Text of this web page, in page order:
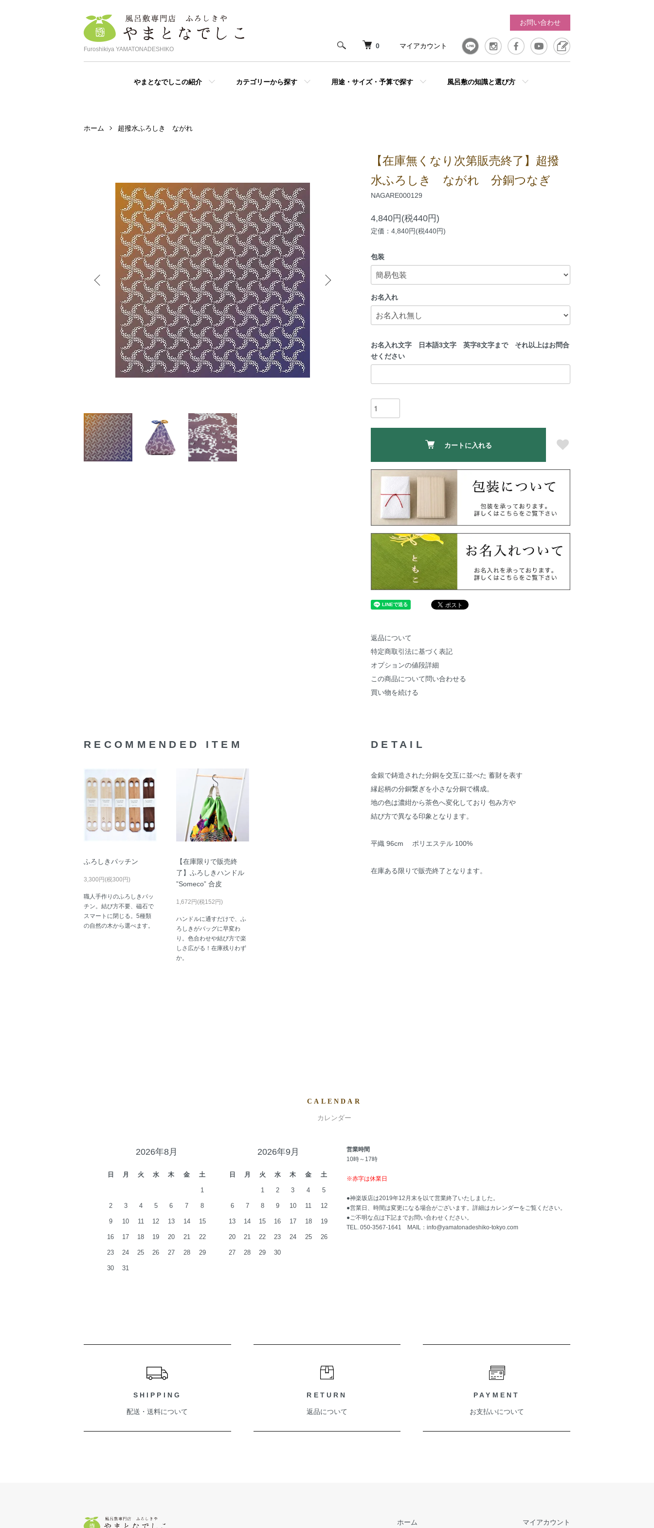
Furoshikiya YAMATONADESHIKO
お問い合わせ
0
やまとなでしこの紹介 カテゴリーから探す 用途・サイズ・予算で探す 風呂敷の知識と選び方
マイアカウント
ホーム 超撥水ふろしき ながれ
【在庫無くなり次第販売終了】超撥
水ふろしき ながれ 分銅つなぎ
NAGARE000129
4,840円(税440円)
定価：4,840円(税440円)
包装
お名入れ
お名入れ文字 日本語3文字 英字8文字まで それ以上はお問合
せください
カートに入れる
返品について
特定商取引法に基づく表記
オプションの値段詳細
この商品について問い合わせる
買い物を続ける
DETAIL
金銀で鋳造された分銅を交互に並べた 蓄財を表す
縁起柄の分銅繋ぎを小さな分銅で構成。
地の色は濃紺から茶色へ変化しており 包み方や
結び方で異なる印象となります。
平織 96cm ポリエステル 100%
在庫ある限りで販売終了となります。
RECOMMENDED ITEM
ふろしきパッチン
3,300円(税300円)
職人手作りのふろしきパッ
チン。結び方不要、磁石で
スマートに閉じる。5種類
の自然の木から選べます。
【在庫限りで販売終
了】ふろしきハンドル
”Someco” 合皮
1,672円(税152円)
ハンドルに通すだけで、ふ
ろしきがバッグに早変わ
り。色合わせや結び方で楽
しさ広がる！在庫残りわず
か。
CALENDAR
カレンダー
2026年8月
日 月 火 水 木 金 土
1
2 3 4 5 6 7 8
9 10 11 12 13 14 15
16 17 18 19 20 21 22
23 24 25 26 27 28 29
30 31
2026年9月
日 月 火 水 木 金 土
1 2 3 4 5
6 7 8 9 10 11 12
13 14 15 16 17 18 19
20 21 22 23 24 25 26
27 28 29 30
営業時間
10時～17時
※赤字は休業日
●神楽坂店は2019年12月末を以て営業終了いたしました。
●営業日、時間は変更になる場合がございます。詳細はカレンダーをご覧ください。
●ご不明な点は下記までお問い合わせください。
TEL. 050-3567-1641 MAIL： info@yamatonadeshiko-tokyo.com
SHIPPING
配送・送料について
RETURN
返品について
PAYMENT
お支払いについて
ホーム マイアカウント